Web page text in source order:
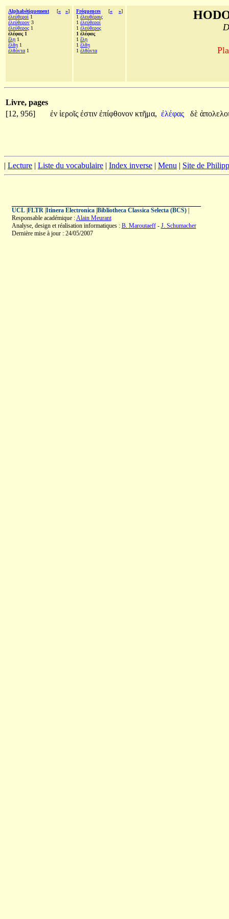
Alphabétiquement [« »]
ἐλεύθεροί 1
ἐλεύθερον 3
ἐλεύθερος 1
ἐλέφας 1
ἕλῃ 1
ἔλθῃ 1
ἐλθόντα 1
Fréquences [« »]
1 ἐλευθέραις
1 ἐλεύθεροί
1 ἐλεύθερος
1 ἐλέφας
1 ἕλῃ
1 ἔλθῃ
1 ἐλθόντα
Livre, pages
[12, 956]
ἐν ἱεροῖς ἐστιν ἐπίφθονον κτῆμα, ἐλέφας δὲ
| Lecture | Liste du vocabulaire | Index inverse | Menu | Site de
UCL| FLTR| Itinera Electronica| Bibliotheca Classica Selecta (BCS)|
Responsable académique :Alain Meurant
Analyse, design et réalisation informatiques : B. Maroutaeff- J. Schumacher
Dernière mise à jour : 24/05/2007